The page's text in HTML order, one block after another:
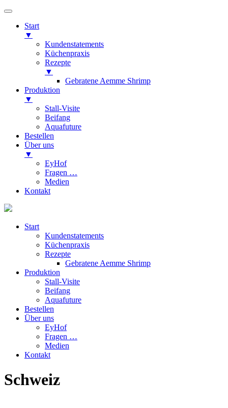
Start
▼
Kundenstatements
Küchenpraxis
Rezepte
▼
Gebratene Aemme Shrimp
Produktion
▼
Stall-Visite
Beifang
Aquafuture
Bestellen
Über uns
▼
EyHof
Fragen …
Medien
Kontakt
Start
Kundenstatements
Küchenpraxis
Rezepte
Gebratene Aemme Shrimp
Produktion
Stall-Visite
Beifang
Aquafuture
Bestellen
Über uns
EyHof
Fragen …
Medien
Kontakt
Schweiz